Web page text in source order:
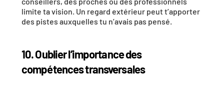
limite ta vision. Un regard extérieur peut t’apporter
des pistes auxquelles tu n’avais pas pensé.
10. Oublier l’importance des
compétences transversales